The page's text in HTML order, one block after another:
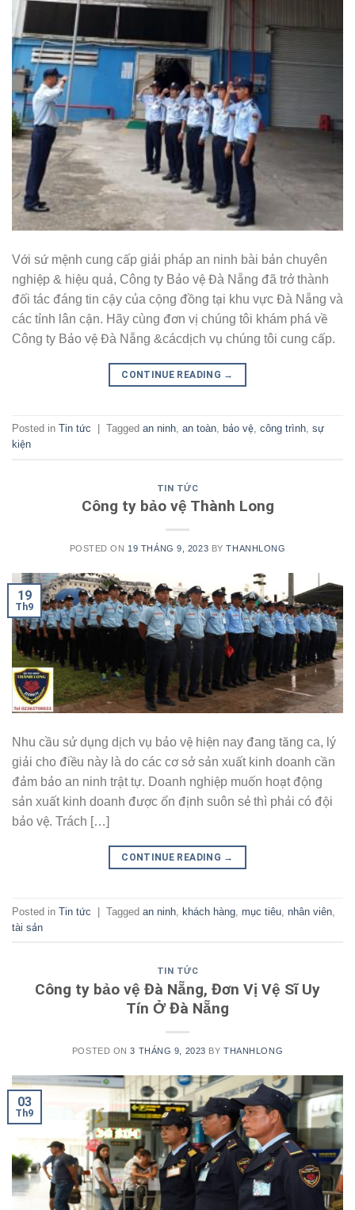
Với sứ mệnh cung cấp giải pháp an ninh bài bản chuyên
nghiệp & hiệu quả, Công ty Bảo vệ Đà Nẵng đã trở thành
đối tác đáng tin cậy của cộng đồng tại khu vực Đà Nẵng và
các tỉnh lân cận. Hãy cùng đơn vị chúng tôi khám phá về
Công ty Bảo vệ Đà Nẵng &cácdịch vụ chúng tôi cung cấp.
CONTINUE READING →
Posted in Tin tức Tagged an ninh, an toàn, bảo vệ, công trình, sự
kiện
TIN TỨC
Công ty bảo vệ Thành Long
POSTED ON 19 THÁNG 9, 2023 BYTHANHLONG
19
Th9
Nhu cầu sử dụng dịch vụ bảo vệ hiện nay đang tăng ca, lý
giải cho điều này là do các cơ sở sản xuất kinh doanh cần
đảm bảo an ninh trật tự. Doanh nghiệp muốn hoạt động
sản xuất kinh doanh được ổn định suôn sẻ thì phải có đội
bảo vệ. Trách […]
CONTINUE READING →
Posted in Tin tức | Tagged an ninh khách hàng mục tiêu nhân viên
tài sản
TIN TỨC
Công ty bảo vệ Đà Nẵng, Đơn Vị Vệ Sĩ Uy
Tín Ở Đà Nẵng
POSTED ON3 THÁNG 9, 2023 BYTHANHLONG
03
Th9